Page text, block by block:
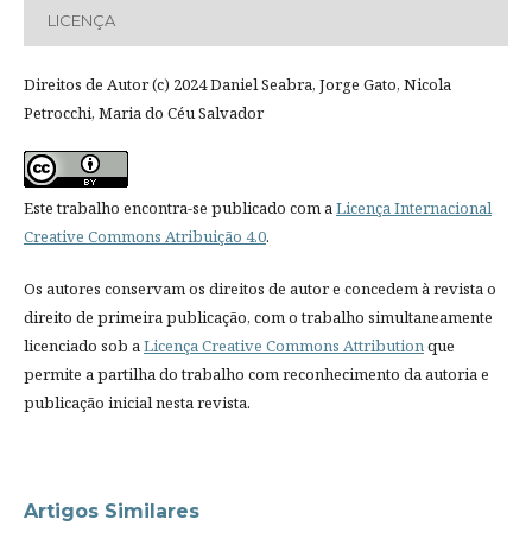
LICENÇA
Direitos de Autor (c) 2024 Daniel Seabra, Jorge Gato, Nicola
Petrocchi, Maria do Céu Salvador
Este trabalho encontra-se publicado com aLicença Internacional
Creative Commons Atribuição 4.0.
Os autores conservam os direitos de autor e concedem à revista o
direito de primeira publicação, com o trabalho simultaneamente
licenciado sob aLicença Creative Commons Attributionque
permite a partilha do trabalho com reconhecimento da autoria e
publicação inicial nesta revista.
Artigos Similares